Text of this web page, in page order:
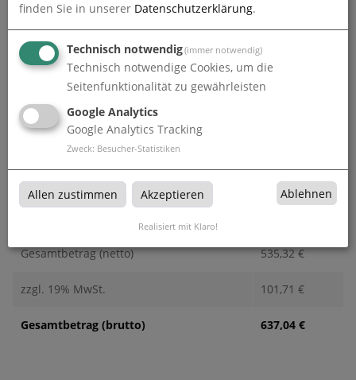
Alle Preise im Überblick
Produkt-Konfiguration
Druckdaten überprüfen
Produktion und Versand 0,00€
Gesamtbetrag (netto) 535,32€
zzgl. 19% MwSt. 101,71 €
Gesamtbetrag (brutto) 637,04 €
finden Sie in unserer Datenschutzerklärung.
Technisch notwendig(immer notwendig)
Technisch notwendige Cookies, um die
Seitenfunktionalität zu gewährleisten
Google Analytics
Google Analytics Tracking
Zweck: Besucher-Statistiken
Allen zustimmen Akzeptieren Ablehnen
Realisiert mit Klaro!